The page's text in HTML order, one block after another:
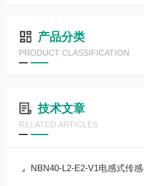
产品分类
PRODUCT CLASSIFICATION
技术文章
RELATED ARTICLES
NBN40-L2-E2-V1电感式传